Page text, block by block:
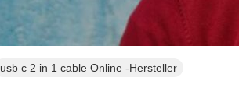
usb c 2 in 1 cable Online -Hersteller